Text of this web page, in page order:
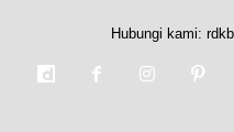
Hubungi kami: